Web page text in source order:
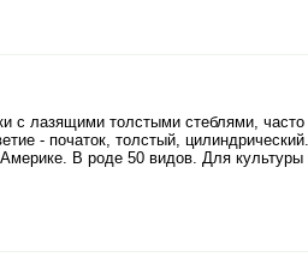
с лазящими толстыми стеблями,
- початок, толстый,
В роде 50 видов. Для